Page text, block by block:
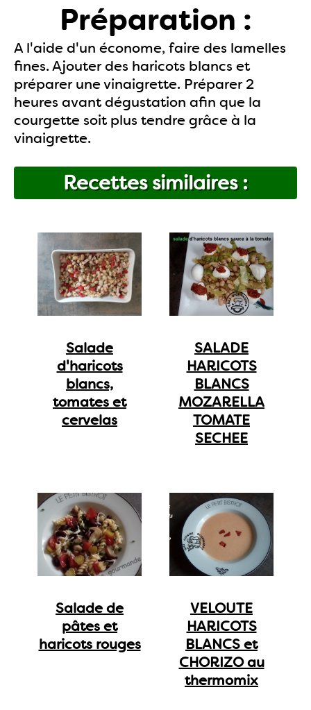
Préparation :
A l'aide d'un économe, faire des lamelles
fines. Ajouter des haricots blancs et
préparer une vinaigrette. Préparer 2
heures avant dégustation afin que la
courgette soit plus tendre grâce à la
vinaigrette.
Recettes similaires :
Salade
d'haricots
blancs,
tomates et
cervelas
SALADE
HARICOTS
BLANCS
MOZARELLA
TOMATE
SECHEE
Salade de
pâtes et
haricots rouges
VELOUTE
HARICOTS
BLANCS et
CHORIZO au
thermomix